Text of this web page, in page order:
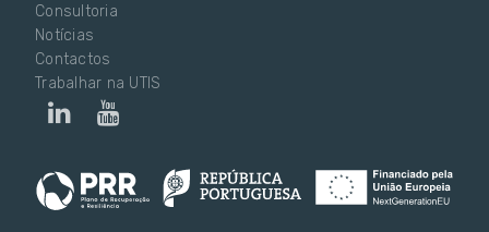
Consultoria
Notícias
Contactos
Trabalhar na UTIS